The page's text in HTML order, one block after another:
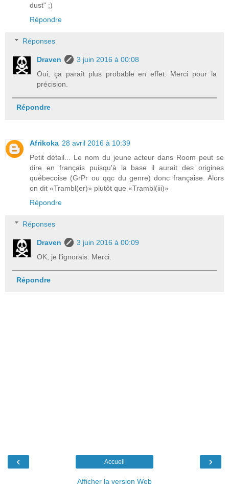
dust" ;)
Répondre
Réponses
Draven
3 juin 2016 à 00:08
Oui, ça paraît plus probable en effet. Merci pour la
précision.
Répondre
Afrikoka 28 avril 2016 à 10:39
Petit détail... Le nom du jeune acteur dans Room peut se
dire en français puisqu'à la base il aurait des origines
québecoise (GrPr ou qqc du genre) donc française. Alors
on dit «Trambl(er)» plutôt que «Trambl(iii)»
Répondre
Réponses
Draven
3 juin 2016 à 00:09
OK, je l'ignorais. Merci.
Répondre
‹ ›
Accueil
Afficher la version Web